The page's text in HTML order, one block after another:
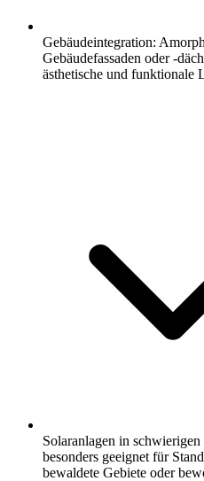
Gebäudeintegration:
Gebäudefassaden oder -
ästhetische und funktionale
Solaranlagen in
besonders geeignet für
bewaldete Gebiete oder